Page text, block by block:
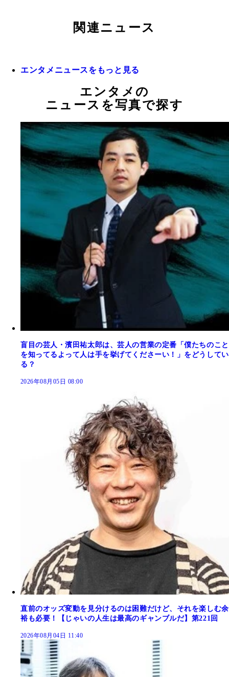
関連ニュース
エンタメニュースをもっと見る
エンタメの
ニュースを写真で探す
盲目の芸人・濱田祐太郎は、芸人の営業の定番「僕たちのこと
を知ってるよって人は手を挙げてくださーい！」をどうしてい
る？
2026年08月05日 08:00
直前のオッズ変動を見分けるのは困難だけど、それを楽しむ余
裕も必要！【じゃいの人生は最高のギャンブルだ】第221回
2026年08月04日 11:40